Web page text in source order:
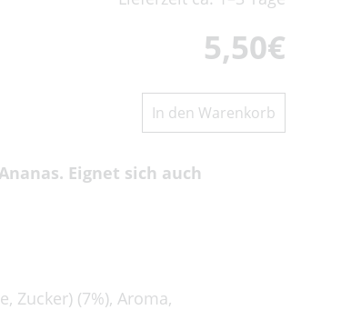
5,50€
Eignet sich auch
Zucker) (7%), Aroma,